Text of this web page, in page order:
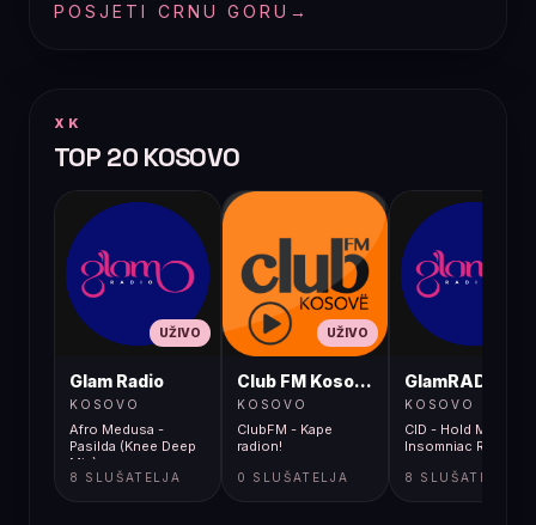
POSJETI CRNU GORU →
XK
TOP 20 KOSOVO
UŽIVO
Glam Radio
KOSOVO
Afro Medusa -
Pasilda (Knee Deep
Mix)
8 SLUŠATELJA
UŽIVO
Club FM Kosovë
KOSOVO
ClubFM - Kape
radion!
0 SLUŠATELJA
GlamRADIO
KOSOVO
CID - Hold Me
Insomniac Records
8 SLUŠATELJA